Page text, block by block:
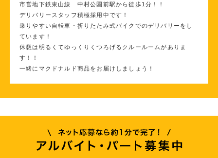
市営地下鉄東山線 中村公園前駅から徒歩1分！！
デリバリースタッフ積極採用中です！
乗りやすい自転車・折りたたみ式バイクでのデリバリーをし
ています！
休憩は明るくてゆっくりくつろげるクルールームがありま
す！！
一緒にマクドナルド商品をお届けしましょう！